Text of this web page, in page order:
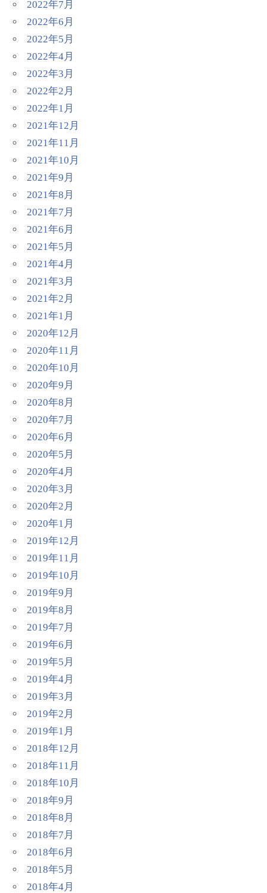
2022年7月
2022年6月
2022年5月
2022年4月
2022年3月
2022年2月
2022年1月
2021年12月
2021年11月
2021年10月
2021年9月
2021年8月
2021年7月
2021年6月
2021年5月
2021年4月
2021年3月
2021年2月
2021年1月
2020年12月
2020年11月
2020年10月
2020年9月
2020年8月
2020年7月
2020年6月
2020年5月
2020年4月
2020年3月
2020年2月
2020年1月
2019年12月
2019年11月
2019年10月
2019年9月
2019年8月
2019年7月
2019年6月
2019年5月
2019年4月
2019年3月
2019年2月
2019年1月
2018年12月
2018年11月
2018年10月
2018年9月
2018年8月
2018年7月
2018年6月
2018年5月
2018年4月